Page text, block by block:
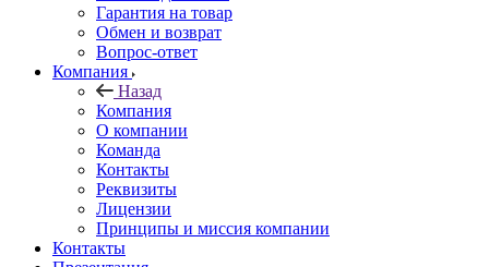
Гарантия на товар
Обмен и возврат
Вопрос-ответ
Компания
Назад
Компания
О компании
Команда
Контакты
Реквизиты
Лицензии
Принципы и миссия компании
Контакты